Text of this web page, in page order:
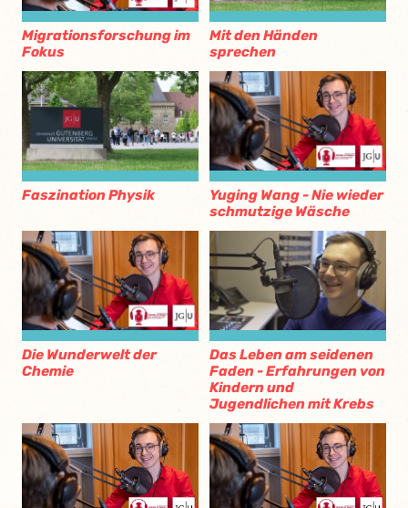
Migrationsforschung im
Fokus
Mit den Händen
sprechen
Faszination Physik
Yuging Wang - Nie wieder
schmutzige Wäsche
Die Wunderwelt der
Chemie
Das Leben am seidenen
Faden - Erfahrungen von
Kindern und
Jugendlichen mit Krebs